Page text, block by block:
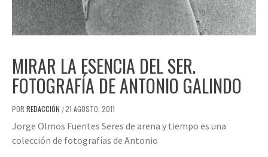
MIRAR LA ESENCIA DEL SER.
FOTOGRAFÍA DE ANTONIO GALINDO
POR REDACCIÓN /21 AGOSTO, 2011
Jorge Olmos Fuentes Seres de arena y tiempo es una
colección de fotografías de Antonio